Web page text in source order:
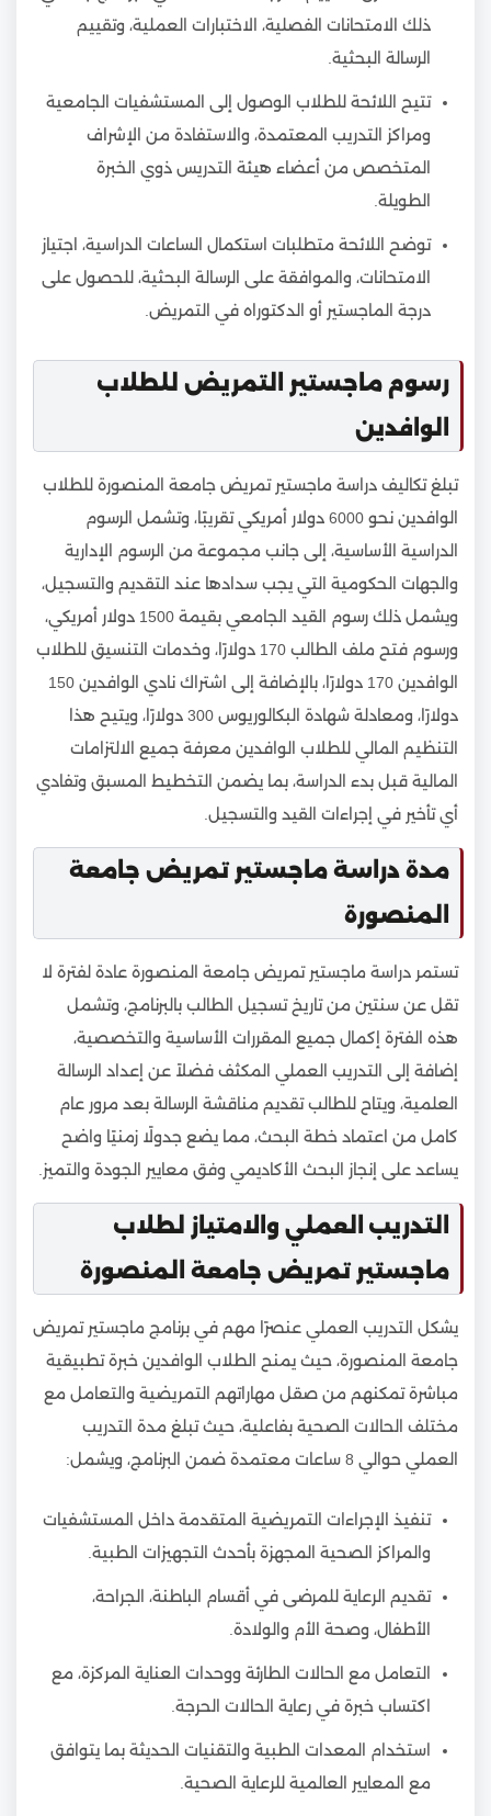
ذلك الامتحانات الفصلية، الاختبارات العملية، وتقييم
الرسالة البحثية.
تتيح اللائحة للطلاب الوصول إلى المستشفيات الجامعية
ومراكز التدريب المعتمدة، والاستفادة من الإشراف
المتخصص من أعضاء هيئة التدريس ذوي الخبرة
الطويلة.
توضح اللائحة متطلبات استكمال الساعات الدراسية، اجتياز
الامتحانات، والموافقة على الرسالة البحثية، للحصول على
درجة الماجستير أو الدكتوراه في التمريض.
رسوم ماجستير التمريض للطلاب
الوافدين
تبلغ تكاليف دراسة ماجستير تمريض جامعة المنصورة للطلاب
الوافدين نحو 6000 دولار أمريكي تقريبًا، وتشمل الرسوم
الدراسية الأساسية، إلى جانب مجموعة من الرسوم الإدارية
والجهات الحكومية التي يجب سدادها عند التقديم والتسجيل،
ويشمل ذلك رسوم القيد الجامعي بقيمة 1500 دولار أمريكي،
ورسوم فتح ملف الطالب 170 دولارًا، وخدمات التنسيق للطلاب
الوافدين 170 دولارًا، بالإضافة إلى اشتراك نادي الوافدين 150
دولارًا، ومعادلة شهادة البكالوريوس 300 دولارًا، ويتيح هذا
التنظيم المالي للطلاب الوافدين معرفة جميع الالتزامات
المالية قبل بدء الدراسة، بما يضمن التخطيط المسبق وتفادي
أي تأخير في إجراءات القيد والتسجيل.
مدة دراسة ماجستير تمريض جامعة
المنصورة
تستمر دراسة ماجستير تمريض جامعة المنصورة عادة لفترة لا
تقل عن سنتين من تاريخ تسجيل الطالب بالبرنامج، وتشمل
هذه الفترة إكمال جميع المقررات الأساسية والتخصصية،
إضافة إلى التدريب العملي المكثف فضلاً عن إعداد الرسالة
العلمية، ويتاح للطالب تقديم مناقشة الرسالة بعد مرور عام
كامل من اعتماد خطة البحث، مما يضع جدولًا زمنيًا واضح
يساعد على إنجاز البحث الأكاديمي وفق معايير الجودة والتميز.
التدريب العملي والامتياز لطلاب
ماجستير تمريض جامعة المنصورة
يشكل التدريب العملي عنصرًا مهم في برنامج ماجستير تمريض
جامعة المنصورة، حيث يمنح الطلاب الوافدين خبرة تطبيقية
مباشرة تمكنهم من صقل مهاراتهم التمريضية والتعامل مع
مختلف الحالات الصحية بفاعلية، حيث تبلغ مدة التدريب
العملي حوالي 8 ساعات معتمدة ضمن البرنامج، ويشمل:
تنفيذ الإجراءات التمريضية المتقدمة داخل المستشفيات
والمراكز الصحية المجهزة بأحدث التجهيزات الطبية.
تقديم الرعاية للمرضى في أقسام الباطنة، الجراحة،
الأطفال، وصحة الأم والولادة.
التعامل مع الحالات الطارئة ووحدات العناية المركزة، مع
اكتساب خبرة في رعاية الحالات الحرجة.
استخدام المعدات الطبية والتقنيات الحديثة بما يتوافق
مع المعايير العالمية للرعاية الصحية.